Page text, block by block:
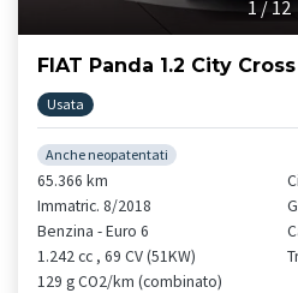
1 / 12
FIAT Panda 1.2 City Cross
Usata
Anche neopatentati
65.366 km
Immatric. 8/2018
Benzina - Euro 6
1.242 cc , 69 CV (51KW)
129 g CO2/km (combinato)